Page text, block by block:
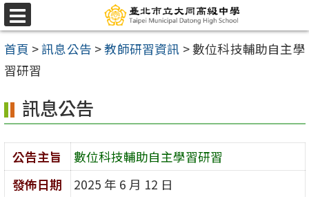
跳
至
主
要
容
區
選
單
首頁 >訊息公告 >教師研習資訊 >數位科技輔助自主學
習研習
訊息公告
公告主旨
數位科技輔助自主學習研習
發佈日期
2025 年 6 月 12 日